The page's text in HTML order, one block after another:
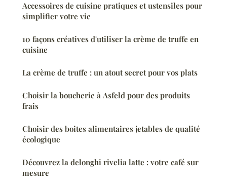
Accessoires de cuisine pratiques et ustensiles pour
simplifier votre vie
10 façons créatives d'utiliser la crème de truffe en
cuisine
La crème de truffe : un atout secret pour vos plats
Choisir la boucherie à Asfeld pour des produits
frais
Choisir des boites alimentaires jetables de qualité
écologique
Découvrez la delonghi rivelia latte : votre café sur
mesure